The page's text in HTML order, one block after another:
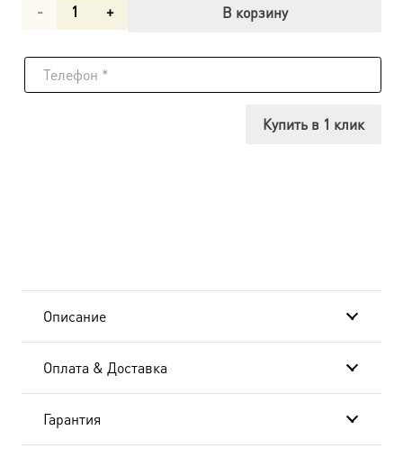
Количество
Святая
В корзину
Купить в 1 клик
Описание
Оплата & Доставка
Гарантия